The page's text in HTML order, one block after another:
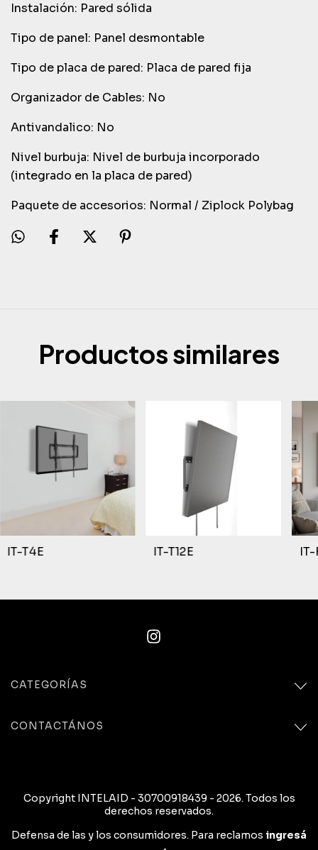
Instalación: Pared sólida
Tipo de panel: Panel desmontable
Tipo de placa de pared: Placa de pared fija
Organizador de Cables: No
Antivandalico: No
Nivel burbuja: Nivel de burbuja incorporado
(integrado en la placa de pared)
Paquete de accesorios: Normal / Ziplock Polybag
Productos similares
IT-T4E IT-T12E IT-
CATEGORÍAS
CONTACTÁNOS
Copyright INTELAID - 30700918439 - 2026. Todos los
derechos reservados.
Defensa de las y los consumidores. Para reclamos ingresá